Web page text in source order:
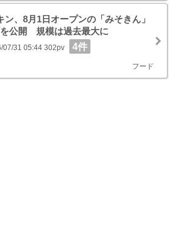
ン、8月1日オープンの「みそきん」
公開 規模は過去最大に
07/31 05:44 302pv 4件
フード